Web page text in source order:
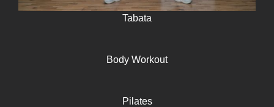
Tabata
Body Workout
Pilates